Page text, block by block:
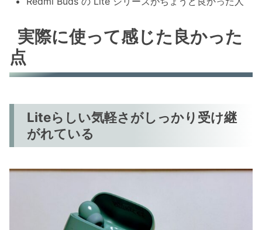
実際に使って感じた良かった
点
Liteらしい気軽さがしっかり受け継
がれている